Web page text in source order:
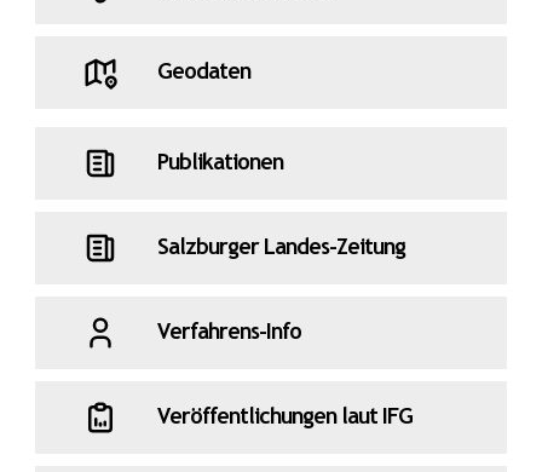
Geodaten
Publikationen
Salzburger Landes-Zeitung
Verfahrens-Info
Veröffentlichungen laut IFG